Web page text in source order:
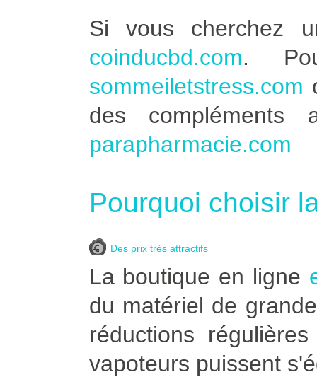
Si vous cherchez
coinducbd.com.
sommeiletstress.com
des compléments
parapharmacie.com
Pourquoi choisir
Des prix très attractifs
La boutique en ligne
du matériel de
réductions
vapoteurs puissent